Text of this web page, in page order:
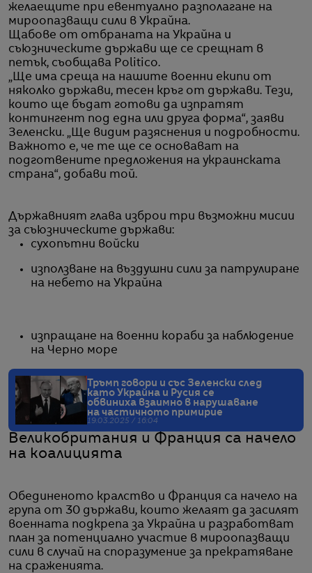
желаещите при евентуално разполагане на
мироопазващи сили в Украйна.
Щабове от отбраната на Украйна и
съюзническите държави ще се срещнат в
петък, съобщава Politico.
„Ще има среща на нашите военни екипи от
няколко държави, тесен кръг от държави. Тези,
които ще бъдат готови да изпратят
контингент под една или друга форма“, заяви
Зеленски. „Ще видим разяснения и подробности.
Важното е, че те ще се основават на
подготвените предложения на украинската
страна“, добави той.
Държавният глава изброи три възможни мисии
за съюзническите държави:
сухопътни войски
използване на въздушни сили за патрулиране
на небето на Украйна
изпращане на военни кораби за наблюдение
на Черно море
Тръмп говори и със Зелeнски след
като Украйна и Русия се
обвиниха взаимно в нарушаване
на частичното примирие
19.03.2025 / 16:04
Великобритания и Франция са начело
на коалицията
Обединеното кралство и Франция са начело на
група от 30 държави, които желаят да засилят
военната подкрепа за Украйна и разработват
план за потенциално участие в мироопазващи
сили в случай на споразумение за прекратяване
на сраженията.